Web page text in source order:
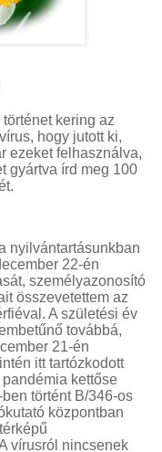
kering az
hogy jutott ki,
ezeket felhasználva,
gyártva írd meg 100
nyilvántartásunkban
22-én
személyazonosító
összevetettem az
A születési év
továbbá,
21-én
itt tartózkodott
kettőse
történt B/346-os
központban
vírusról nincsenek